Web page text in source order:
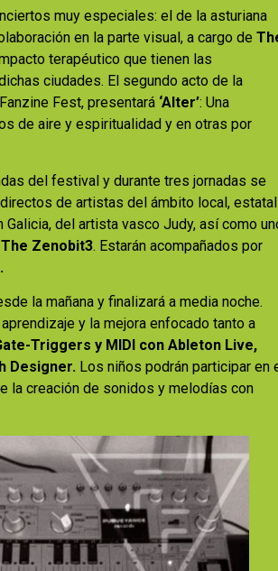
muy especiales: el de la asturiana
en la parte visual, a cargo de
terapéutico que tienen las
ciudades. El segundo acto de la
Fest, presentará ‘Alter’: Una
de aire y espiritualidad y en otras por
del festival y durante tres jornadas se
de artistas del ámbito local, estatal
del artista vasco Judy, así como
The Zenobit3. Estarán acompañados por
la mañana y finalizará a media noche.
y la mejora enfocado tanto a
Triggers y MIDI con Ableton Live,
Designer. Los niños podrán participar en
la creación de sonidos y melodías con